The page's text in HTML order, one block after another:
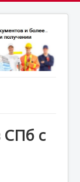
53-69
СПб с